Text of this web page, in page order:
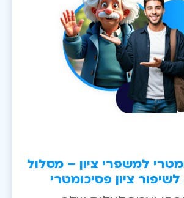
למשפרי ציון – מסלול
ציון פסיכומטרי